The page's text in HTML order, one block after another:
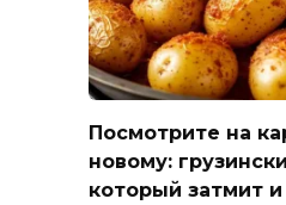
Посмотрите на
новому:
который затмит